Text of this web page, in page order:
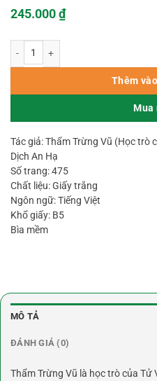
245.000₫
Thêm
Mua
Tác giả: Thẩm Trừng Vũ (Học trò
Dịch An Hạ
Số trang: 475
Chất liệu: Giấy trắng
Ngôn ngữ: Tiếng Việt
Khổ giấy: B5
Bìa mềm
MÔ TẢ
ĐÁNH GIÁ (0)
Thẩm Trừng Vũ là học trò của Tử